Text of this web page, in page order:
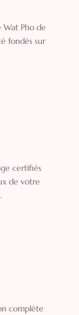
Wat Pho de
fondés sur
certifiés
de votre
complète